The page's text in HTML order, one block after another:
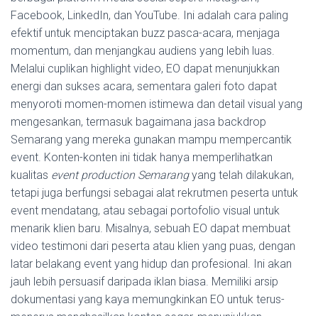
Facebook, LinkedIn, dan YouTube. Ini adalah cara paling
efektif untuk menciptakan buzz pasca-acara, menjaga
momentum, dan menjangkau audiens yang lebih luas.
Melalui cuplikan highlight video, EO dapat menunjukkan
energi dan sukses acara, sementara galeri foto dapat
menyoroti momen-momen istimewa dan detail visual yang
mengesankan, termasuk bagaimana jasa backdrop
Semarang yang mereka gunakan mampu mempercantik
event. Konten-konten ini tidak hanya memperlihatkan
kualitas event production Semarangyang telah dilakukan,
tetapi juga berfungsi sebagai alat rekrutmen peserta untuk
event mendatang, atau sebagai portofolio visual untuk
menarik klien baru. Misalnya, sebuah EO dapat membuat
video testimoni dari peserta atau klien yang puas, dengan
latar belakang event yang hidup dan profesional. Ini akan
jauh lebih persuasif daripada iklan biasa. Memiliki arsip
dokumentasi yang kaya memungkinkan EO untuk terus-